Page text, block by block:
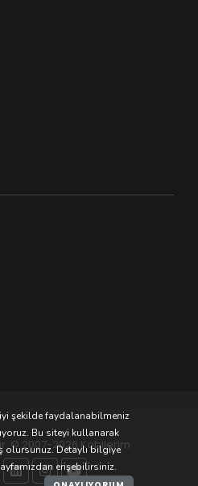
© 2007-2026 Kobilerim
şekilde faydalanabilmeniz
Bu siteyi kullanarak
olursunuz. Detaylı bilgiye
erişebilirsiniz.